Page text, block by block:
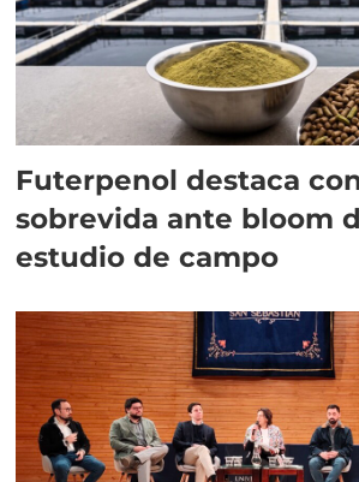
Futerpenol destaca
sobrevida ante bloom
estudio de campo